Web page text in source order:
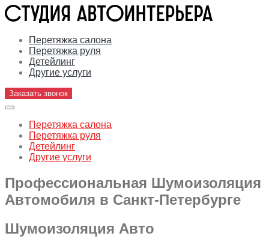
Перетяжка салона
Перетяжка руля
Детейлинг
Другие услуги
Заказать звонок
Перетяжка салона
Перетяжка руля
Детейлинг
Другие услуги
Профессиональная Шумоизоляция
Автомобиля в Санкт-Петербурге
Шумоизоляция Авто